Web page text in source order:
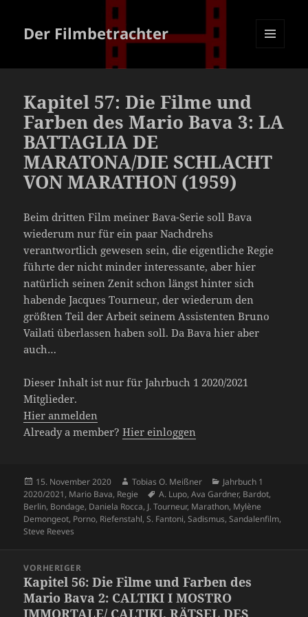
Der Filmbetrachter
Kapitel 57: Die Filme und
Farben des Mario Bava 3: LA
BATTAGLIA DE
MARATONA/DIE SCHLACHT
VON MARATHON (1959)
Beim dritten Film meiner Bava-Serie soll Bava
wiederum nur für ein paar Nachdrehs
verantwortlich gewesen sein, die eigentliche Regie
führte der nicht minder interessante, aber hier
natürlich seinen Zenit schon längst hinter sich
habende Jacques Tourneur, der wiederum den
größten Teil der Arbeit seinem Assistenten Bruno
Vailati überlassen haben soll. Da Bava hier aber
auch…
Dieser Inhalt ist nur für Jahrbuch 1 2020/2021
Mitglieder.
Hier anmelden
Already a member?Hier einloggen
Veröffentlicht
am
15. November 2020 Autor
Tobias O. Meißner Kategorien
Jahrbuch 1
2020/2021, Mario Bava, Regie Schlagwörter
A. Lupo,Ava Gardner, Bardot,
Berlin, Bondage, Daniela Rocca, J. Tourneur, Marathon, Mylène
Demongeot, Porno, Riefenstahl,S. Fantoni,Sadismus,Sandalenfilm,
Steve Reeves
VORHERIGER
Vorheriger
Beitrag:
Kapitel 56: Die Filme und Farben des
Mario Bava 2: CALTIKI I MOSTRO